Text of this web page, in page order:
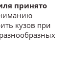
принято
кузов при